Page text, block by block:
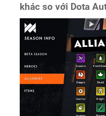
khác so với Dota